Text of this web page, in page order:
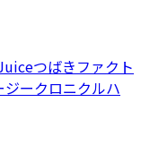
つばきファクト
ジークロニクルハ